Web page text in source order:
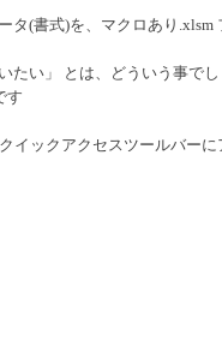
(書式)を、マクロあり.xlsm
い」 とは、どういう事でし
す
イックアクセスツールバー